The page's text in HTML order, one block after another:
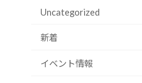
Uncategorized
新着
イベント情報